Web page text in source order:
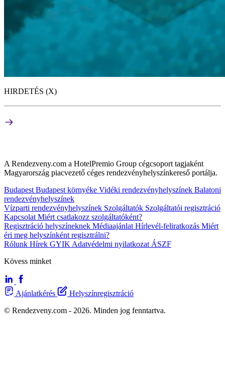
HIRDETÉS (X)
A Rendezveny.com a HotelPremio Group cégcsoport tagjaként
Magyarország piacvezető céges rendezvényhelyszínkereső portálja.
Budapest Budapest környéke Vidéki rendezvényhelyszínek Balatoni
rendezvényhelyszínek
Vízparti rendezvényhelyszínek Szolgáltatók Szolgáltatói regisztráció
Kapcsolat Miért csatlakozz szolgáltatóként?
Regisztráció helyszíneknek Médiaajánlat Hírlevél-feliratkozás Miért
éri meg helyszínként regisztrálni?
Rólunk Hírek GYIK Adatvédelmi nyilatkozat ÁSZF
Kövess minket
Ajánlatkérés
Helyszínregisztráció
© Rendezveny.com - 2026. Minden jog fenntartva.